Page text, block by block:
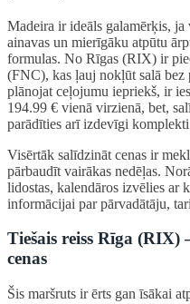
Madeira ir ideāls galamērķis, ja
ainavas un mierīgāku atpūtu
formulas. No Rīgas (RIX) ir
(FNC), kas ļauj nokļūt salā bez
plānojat ceļojumu iepriekš, ir
194.99 € vienā virzienā, bet,
parādīties arī izdevīgi
Visērtāk salīdzināt cenas ir
pārbaudīt vairākas nedēļas.
lidostas, kalendāros izvēlies ar
informācijai par pārvadātāju,
Tiešais reiss Rīga
cenas
Šis maršruts ir ērts gan īsākai